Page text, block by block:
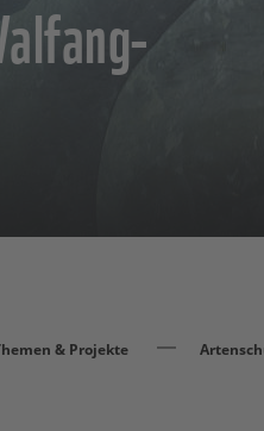
& Projekte